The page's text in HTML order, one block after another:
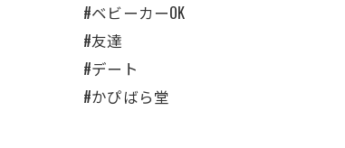
#ベビーカーOK
#友達
#デート
#かぴばら堂